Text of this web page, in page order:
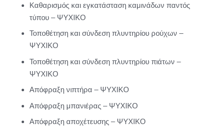
Καθαρισμός και εγκατάσταση καμινάδων παντός
τύπου – ΨΥΧΙΚΟ
Τοποθέτηση και σύνδεση πλυντηρίου ρούχων –
ΨΥΧΙΚΟ
Τοποθέτηση και σύνδεση πλυντηρίου πιάτων –
ΨΥΧΙΚΟ
Απόφραξη νιπτήρα – ΨΥΧΙΚΟ
Απόφραξη μπανιέρας – ΨΥΧΙΚΟ
Απόφραξη αποχέτευσης – ΨΥΧΙΚΟ